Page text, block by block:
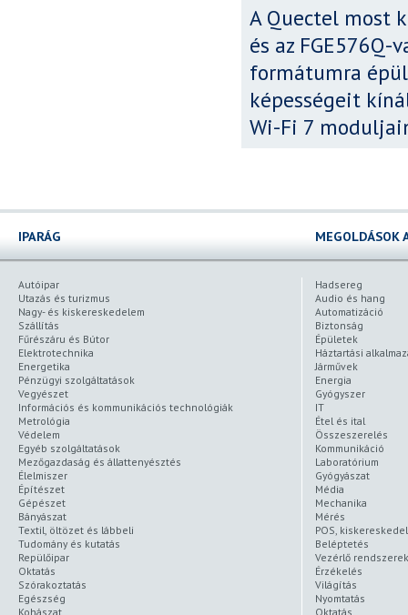
A Quectel most
és az
formátumra
képességeit
Wi-Fi 7
IPARÁG MEGOLDÁSOK
Autóipar
Utazás és turizmus
Nagy- és kiskereskedelem
Szállítás
Fűrészáru és Bútor
Elektrotechnika
Energetika
Pénzügyi szolgáltatások
Vegyészet
Információs és kommunikációs technológiák
Metrológia
Védelem
Egyéb szolgáltatások
Mezőgazdaság és állattenyésztés
Élelmiszer
Építészet
Gépészet
Bányászat
Textil, öltözet és lábbeli
Tudomány és kutatás
Repülőipar
Oktatás
Szórakoztatás
Egészség
Kohászat
Hadsereg
Audio és hang
Automatizáció
Biztonság
Épületek
Háztartási
Járművek
Energia
Gyógyszer
IT
Étel és ital
Összeszerelés
Kommunikáció
Laboratórium
Gyógyászat
Média
Mechanika
Mérés
POS,
Beléptetés
Vezérlő rendszerek
Érzékelés
Világítás
Nyomtatás
Oktatás